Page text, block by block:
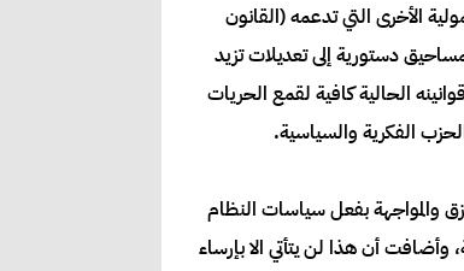
2009م” وتعديلاته المزعمة وقوانين الشمولية الأخرى التي تدعمه (القانون
النظام الشمولي بمساحيق دستورية إلى تعديلات تزيد
الحالية كافية لقمع الحريات
الفكرية والسياسية.
والمواجهة بفعل سياسات النظام
أن هذا لن يتأتي الا بإرساء